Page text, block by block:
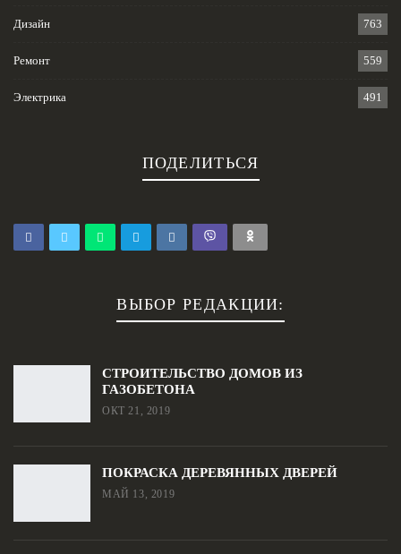
Дизайн 763
Ремонт 559
Электрика 491
ПОДЕЛИТЬСЯ
ВЫБОР РЕДАКЦИИ:
СТРОИТЕЛЬСТВО ДОМОВ ИЗ
ГАЗОБЕТОНА
ОКТ 21, 2019
ПОКРАСКА ДЕРЕВЯННЫХ ДВЕРЕЙ
МАЙ 13, 2019